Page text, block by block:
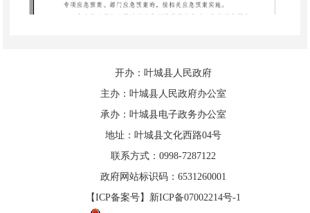
开办：叶城县人民政府
主办：叶城县人民政府办公室
承办：叶城县电子政务办公室
地址：叶城县文化西路04号
联系方式：0998-7287122
政府网站标识码：6531260001
【ICP备案号】新ICP备07002214号-1